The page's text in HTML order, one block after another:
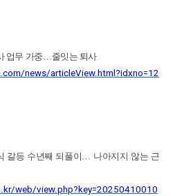
업무 가중
줄잇는 퇴사
news/articleView.html?idxno=12
갈등 수년째 되풀이
나아지지 않는 근
web/view.php?key=20250410010